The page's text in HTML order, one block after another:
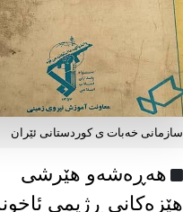
سازمانی خەبات ی كوردستانی ئێران
هەڕەشەو هێرشی
هێزەکانی ڕژیمی